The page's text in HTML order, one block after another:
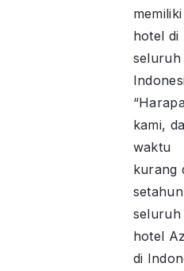
hotel di
seluruh
kami,
waktu
kurang
seluruh
hotel
di